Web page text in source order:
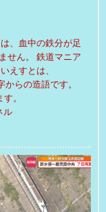
、血中の鉄分が足
せん。 鉄道マニア
えすとは、
からの造語です。
。
ル